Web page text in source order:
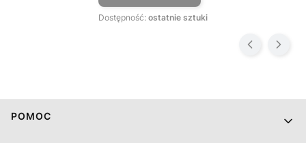
Dostępność: ostatnie sztuki
Linki w stopce
POMOC